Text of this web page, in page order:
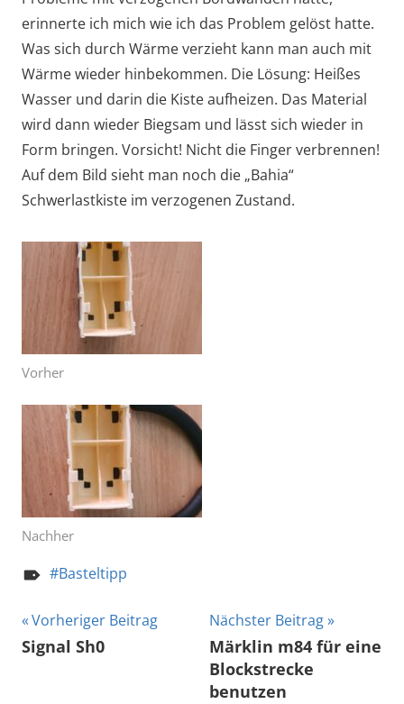
erinnerte ich mich wie ich das Problem gelöst hatte.
Was sich durch Wärme verzieht kann man auch mit
Wärme wieder hinbekommen. Die Lösung: Heißes
Wasser und darin die Kiste aufheizen. Das Material
wird dann wieder Biegsam und lässt sich wieder in
Form bringen. Vorsicht! Nicht die Finger verbrennen!
Auf dem Bild sieht man noch die „Bahia“
Schwerlastkiste im verzogenen Zustand.
Vorher
Nachher
Basteltipp
Beitragsnavigation
Vorheriger Beitrag
Signal Sh0
Nächster Beitrag
Märklin m84 für eine
Blockstrecke
benutzen